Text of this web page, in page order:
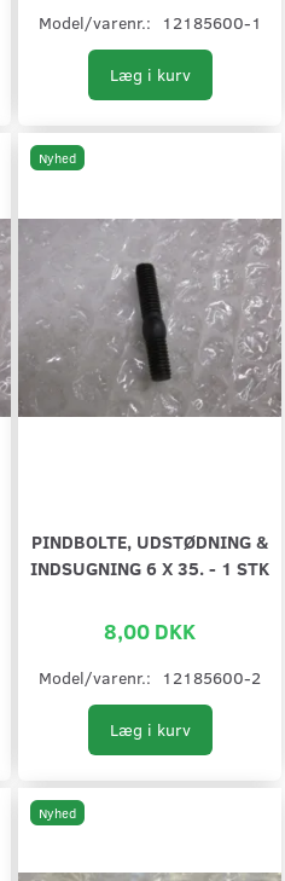
Model/varenr.: 12185600-1
Læg i kurv
Nyhed
PINDBOLTE, UDSTØDNING &
INDSUGNING 6 X 35. - 1 STK
8,00 DKK
Model/varenr.: 12185600-2
Læg i kurv
Nyhed